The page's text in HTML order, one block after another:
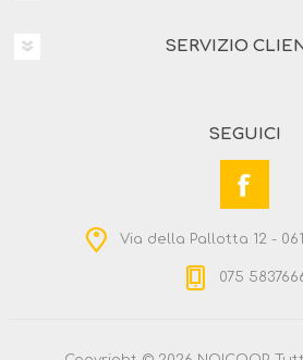
SERVIZIO
SEGUICI
Via della Pallotta 12 -
075